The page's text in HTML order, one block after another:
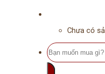
Chưa có
Tìm
kiếm: